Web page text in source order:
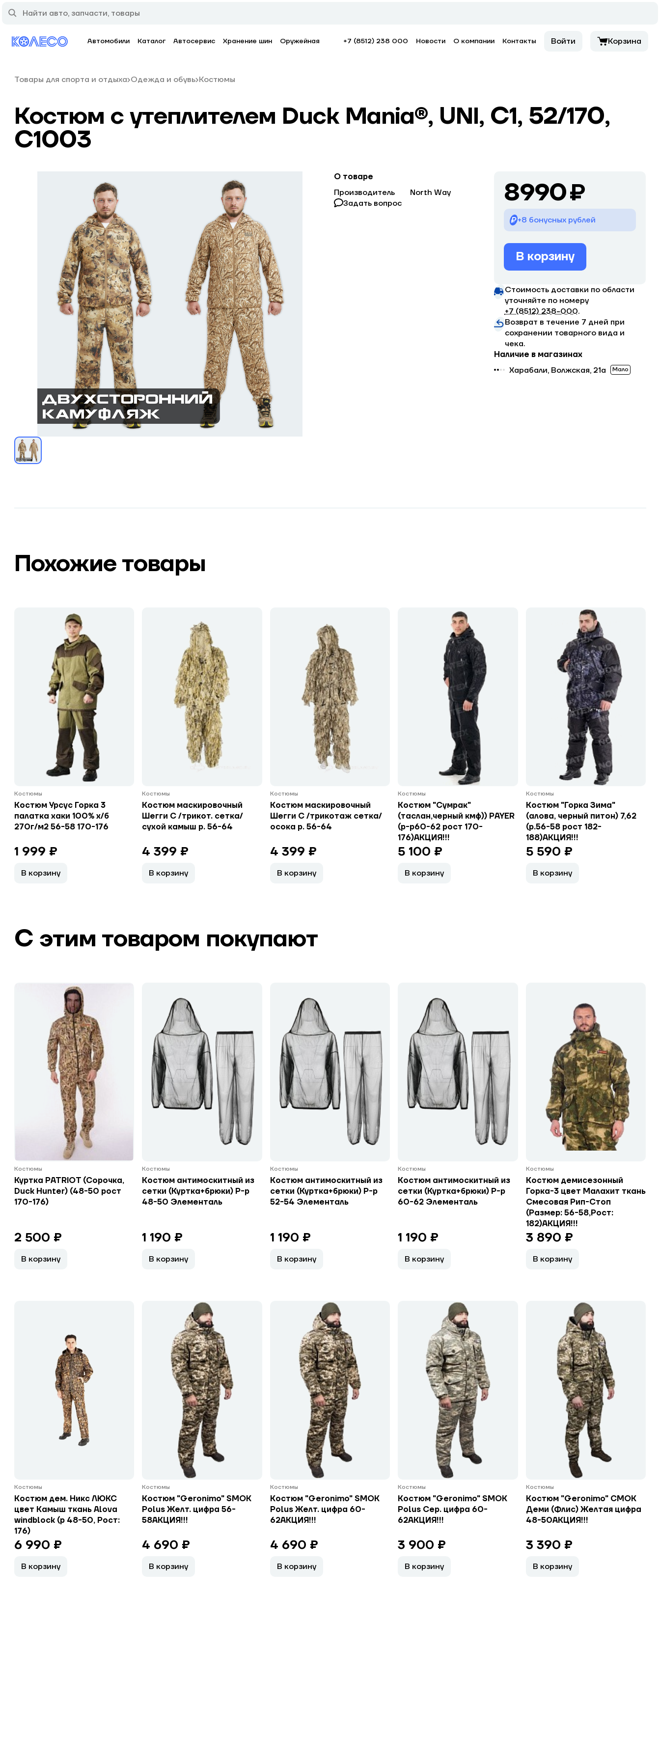
Автомобили Каталог Автосервис Хранение шин Оружейная +7 (8512) 238 000 Новости О компании Контакты Войти Корзина
Товары для спорта и отдыха Одежда и обувь Костюмы
Костюм с утеплителем Duck Mania®, UNI, C1, 52/170,
С1003
О товаре
Производитель
North Way
Задать вопрос
8990 ₽
+8 бонусных рублей
В корзину
Стоимость доставки по области
уточняйте по номеру
+7 (8512) 238−000.
Возврат в течение 7 дней при
сохранении товарного вида и
чека.
Наличие в магазинах
Харабали, Волжская, 21а
Мало
Похожие товары
Костюмы
Костюм Урсус Горка 3
палатка хаки 100% х/б
270г/м2 56-58 170-176
1 999 ₽
В корзину
Костюмы
Костюм маскировочный
Шегги С /трикот. сетка/
сухой камыш р. 56-64
4 399 ₽
В корзину
Костюмы
Костюм маскировочный
Шегги С /трикотаж сетка/
осока р. 56-64
4 399 ₽
В корзину
Костюмы
Костюм "Сумрак"
(таслан,черный кмф)) PAYER
(р-р60-62 рост 170-
176)АКЦИЯ!!!
5 100 ₽
В корзину
Костюмы
Костюм "Горка Зима"
(алова, черный питон) 7,62
(р.56-58 рост 182-
188)АКЦИЯ!!!
5 590 ₽
В корзину
С этим товаром покупают
Костюмы
Куртка PATRIOT (Сорочка,
Duck Hunter) (48-50 рост
170-176)
2 500 ₽
В корзину
Костюмы
Костюм антимоскитный из
сетки (Куртка+брюки) Р-р
48-50 Элементаль
1 190 ₽
В корзину
Костюмы
Костюм антимоскитный из
сетки (Куртка+брюки) Р-р
52-54 Элементаль
1 190 ₽
В корзину
Костюмы
Костюм антимоскитный из
сетки (Куртка+брюки) Р-р
60-62 Элементаль
1 190 ₽
В корзину
Костюмы
Костюм демисезонный
Горка-3 цвет Малахит ткань
Смесовая Рип-Стоп
(Размер: 56-58,Рост:
182)АКЦИЯ!!!
3 890 ₽
В корзину
Костюмы
Костюм дем. Никс ЛЮКС
цвет Камыш ткань Alova
windblock (р 48-50, Рост:
176)
6 990 ₽
В корзину
Костюмы
Костюм "Geronimo" SMOK
Polus Желт. цифра 56-
58АКЦИЯ!!!
4 690 ₽
В корзину
Костюмы
Костюм "Geronimo" SMOK
Polus Желт. цифра 60-
62АКЦИЯ!!!
4 690 ₽
В корзину
Костюмы
Костюм "Geronimo" SMOK
Polus Сер. цифра 60-
62АКЦИЯ!!!
3 900 ₽
В корзину
Костюмы
Костюм "Geronimo" СМОК
Деми (Флис) Желтая цифра
48-50АКЦИЯ!!!
3 390 ₽
В корзину